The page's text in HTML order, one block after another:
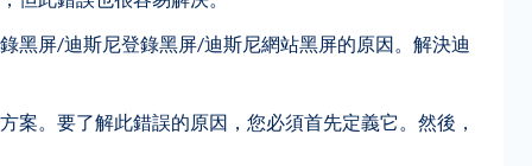
黑屏/迪斯尼登錄黑屏/迪斯尼網站黑屏的原因。解決迪
案。要了解此錯誤的原因，您必須首先定義它。然後，